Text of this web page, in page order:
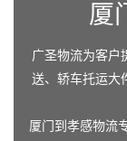
厦
广圣物流为客户
送、轿车托运大
厦门到孝感物流